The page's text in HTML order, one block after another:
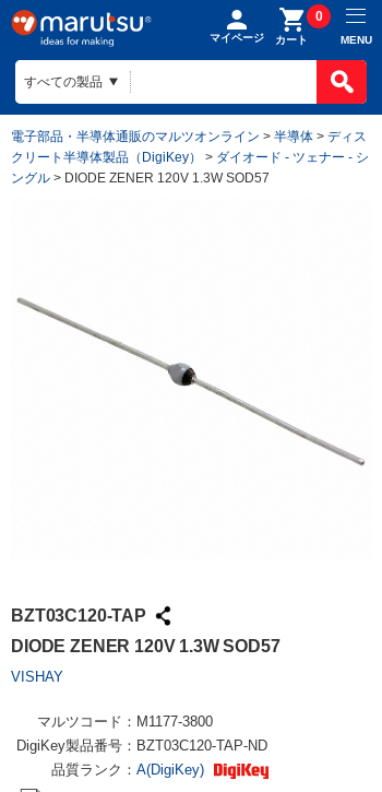
マイページ カート
0
MENU
電子部品・半導体通販のマルツオンライン > 半導体 > ディス
クリート半導体製品（DigiKey）
> ダイオード - ツェナー - シ
ングル > DIODE ZENER 120V 1.3W SOD57
BZT03C120-TAP
DIODE ZENER 120V 1.3W SOD57
VISHAY
マルツコード： M1177-3800
DigiKey製品番号： BZT03C120-TAP-ND
品質ランク： A(DigiKey)